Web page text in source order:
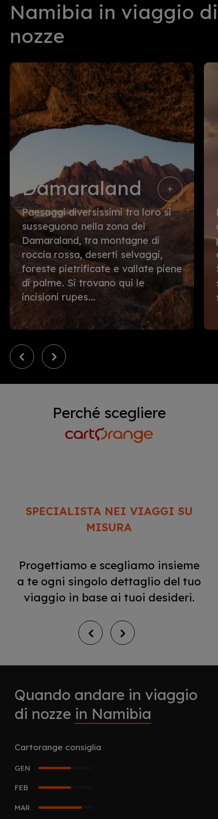
Namibia in viaggio di
nozze
Damaraland
Paesaggi diversissimi tra loro si
susseguono nella zona del
Damaraland, tra montagne di
roccia rossa, deserti selvaggi,
foreste pietrificate e vallate piene
di palme. Si trovano qui le
incisioni rupes...
Perché scegliere
SPECIALISTA NEI VIAGGI SU
MISURA
Progettiamo e scegliamo insieme
a te ogni singolo dettaglio del tuo
viaggio in base ai tuoi desideri.
Quando andare in viaggio
di nozze in Namibia
Cartorange consiglia
GEN
FEB
MAR